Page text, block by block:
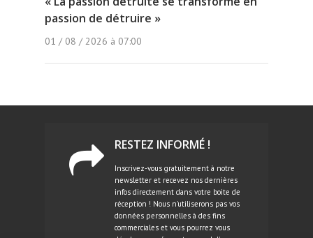
passion de détruire »
01 / 08 / 2026 à 07:00
RESTEZ INFORMÉ !
Inscrivez-vous gratuitement à notre
newsletter et recevez nos dernières
infos directement dans votre boite de
réception ! Nous n'utiliserons pas vos
données personnelles à des fins
commerciales et vous pourrez vous